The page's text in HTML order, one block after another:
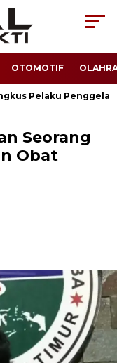
OTOMOTIF
Pelaku
Seorang
Obat